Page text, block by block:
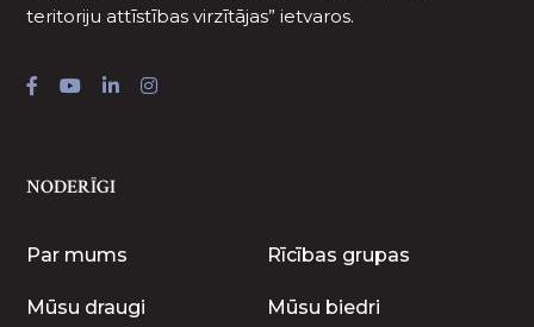
teritoriju attīstības virzītājas” ietvaros.
NODERĪGI
Par mums Rīcības grupas
Mūsu draugi Mūsu biedri